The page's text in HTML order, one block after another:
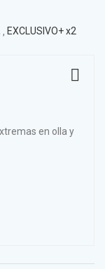
EXCLUSIVO+ x2
en olla y